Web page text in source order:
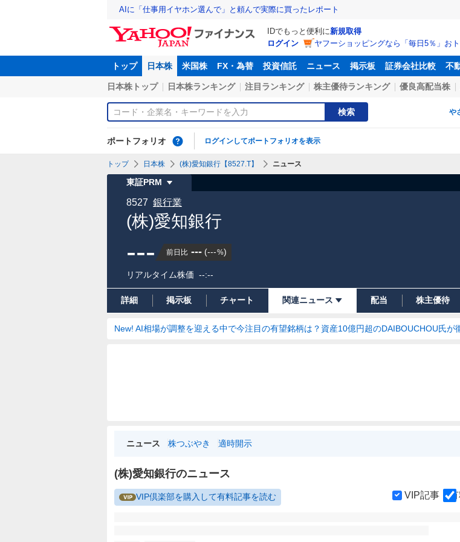
AIに「仕事用イヤホン選んで」と頼んで実際に買ったレポート
IDでもっと便利に新規取得
ログイン
ヤフーショッピングなら「毎日5％」お
トップ 日本株 米国株 FX・為替 投資信託 ニュース 掲示板 証券会社比較 不
日本株トップ 日本株ランキング 注目ランキング 株主優待ランキング 優良高配当株
検索 や
ポートフォリオ ログインしてポートフォリオを表示
トップ 日本株 (株)愛知銀行【8527.T】 ニュース
東証PRM
(株)愛知銀行
8527 銀行業
--- 前日比 --- (---%)
リアルタイム株価 --:--
詳細 掲示板 チャート 関連ニュース 配当 株主優待
New! AI相場が調整を迎える中で今注目の有望銘柄は？資産10億円超のDAIBOUCHOU氏が
ニュース 株つぶやき 適時開示
(株)愛知銀行のニュース
VIP倶楽部を購入して有料記事を読む VIP記事（